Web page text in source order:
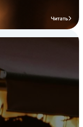
Читать